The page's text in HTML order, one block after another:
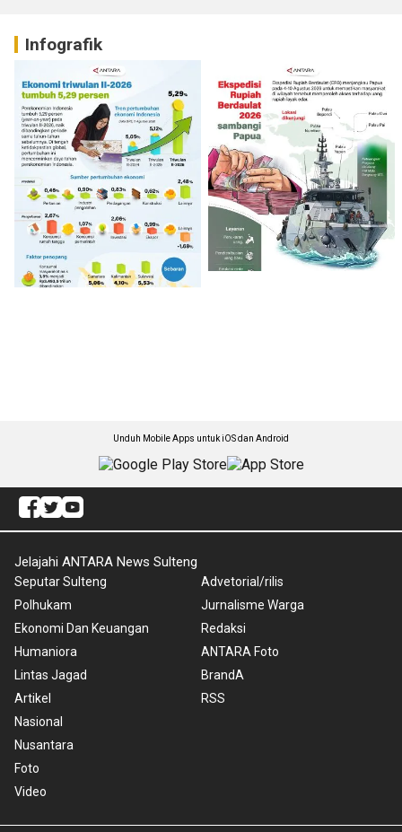
Infografik
Unduh Mobile Apps untuk iOS dan Android
Jelajahi ANTARA News Sulteng
Seputar Sulteng
Polhukam
Ekonomi Dan Keuangan
Humaniora
Lintas Jagad
Artikel
Nasional
Nusantara
Foto
Video
Advetorial/rilis
Jurnalisme Warga
Redaksi
ANTARA Foto
BrandA
RSS